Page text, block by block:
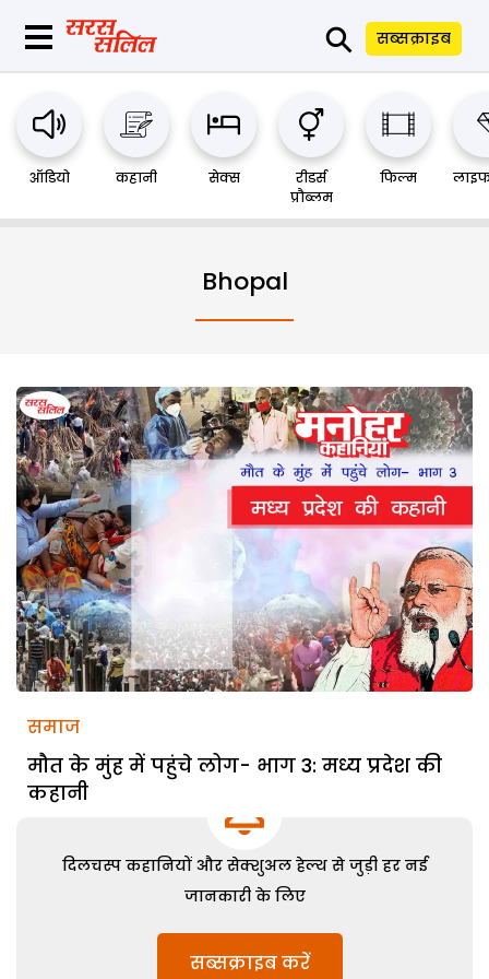
⚲ सब्सक्राइब
ऑडियो कहानी सेक्स
रीडर्स
प्रौब्लम
फिल्म
Bhopal
समाज
मौत के मुंह में पहुंचे लोग- भाग 3: मध्य प्रदेश की
कहानी
दिलचस्प कहानियों और सेक्शुअल हेल्थ से जुड़ी हर नई
जानकारी के लिए
सब्सक्राइब करें